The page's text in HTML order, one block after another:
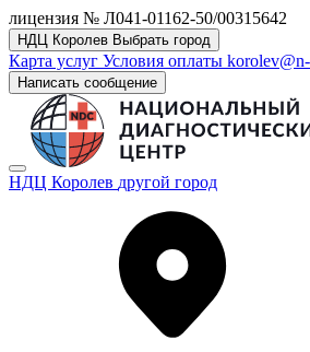
лицензия № Л041-01162-50/00315642
НДЦ Королев Выбрать город
Карта услуг Условия оплаты
Написать сообщение
НДЦ Королев другой город